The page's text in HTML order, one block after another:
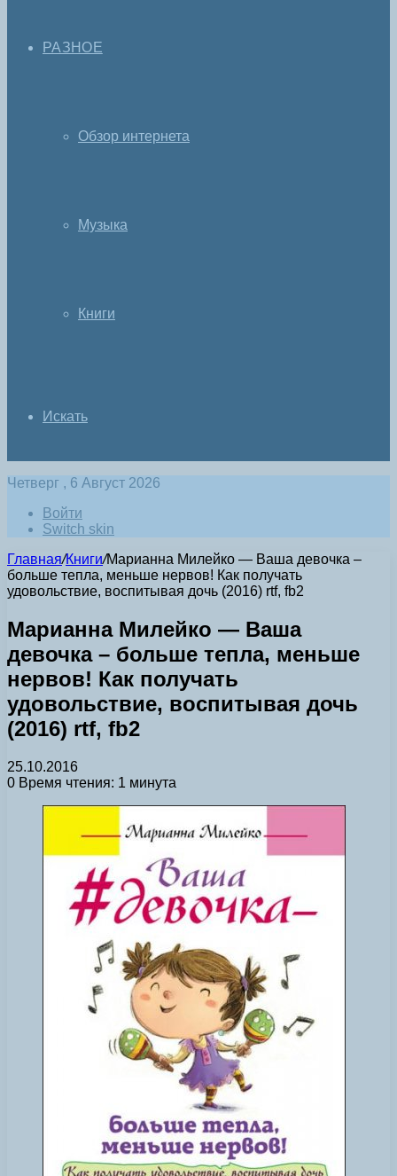
РАЗНОЕ
Обзор интернета
Музыка
Книги
Искать
Четверг , 6 Август 2026
Войти
Switch skin
Главная/Книги/Марианна Милейко — Ваша девочка –
больше тепла, меньше нервов! Как получать
удовольствие, воспитывая дочь (2016) rtf, fb2
Марианна Милейко — Ваша
девочка – больше тепла, меньше
нервов! Как получать
удовольствие, воспитывая дочь
(2016) rtf, fb2
25.10.2016
0 Время чтения: 1 минута